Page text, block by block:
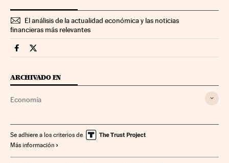
El análisis de la actualidad económica y las noticias
financieras más relevantes
Economia Cinco Días en Facebook
Economia Cinco Días en Twitter
ARCHIVADO EN
Economía
Se adhiere a los criterios de
Más información